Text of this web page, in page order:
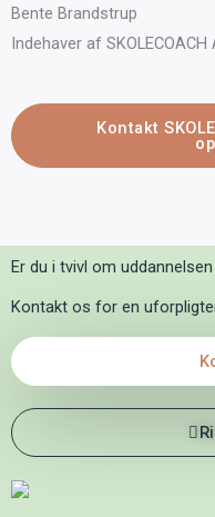
Bente Brandstrup
Indehaver af SKOLECOACH
Kontakt
Er du i tvivl om
Kontakt os for en